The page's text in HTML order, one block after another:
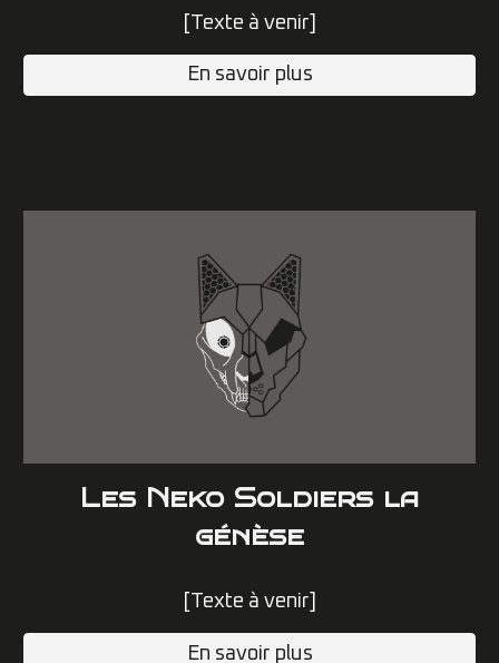
[Texte à venir]
En savoir plus
Les Neko Soldiers la
génèse
[Texte à venir]
En savoir plus